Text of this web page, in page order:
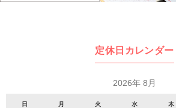
定休日カレンダー
2026年 8月
日 月 火 水 木